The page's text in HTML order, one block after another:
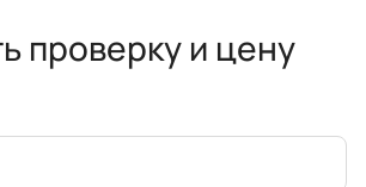
проверку и цену